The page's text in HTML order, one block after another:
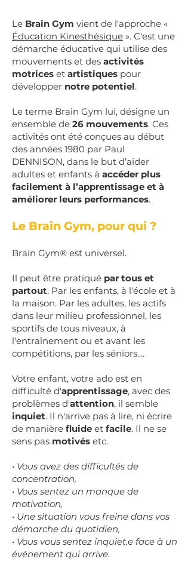
Le Brain Gym vient de l'approche «
Éducation Kinesthésique ». C'est une
démarche éducative qui utilise des
mouvements et des activités
motrices et artistiques pour
développer notre potentiel.
Le terme Brain Gym lui, désigne un
ensemble de 26 mouvements. Ces
activités ont été conçues au début
des années 1980 par Paul
DENNISON, dans le but d’aider
adultes et enfants à accéder plus
facilement à l’apprentissage et à
améliorer leurs performances.
Le Brain Gym, pour qui ?
Brain Gym® est universel.
Il peut être pratiqué par tous et
partout. Par les enfants, à l'école et à
la maison. Par les adultes, les actifs
dans leur milieu professionnel, les
sportifs de tous niveaux, à
l'entraînement ou et avant les
compétitions, par les séniors....
Votre enfant, votre ado est en
difficulté d'apprentissage, avec des
problèmes d'attention, il semble
inquiet. Il n'arrive pas à lire, ni écrire
de manière fluide et facile. Il ne se
sens pas motivés etc.
• Vous avez des difficultés de
concentration,
• Vous sentez un manque de
motivation,
• Une situation vous freine dans vos
démarche du quotidien,
• Vous vous sentez inquiet.e face à un
événement qui arrive.